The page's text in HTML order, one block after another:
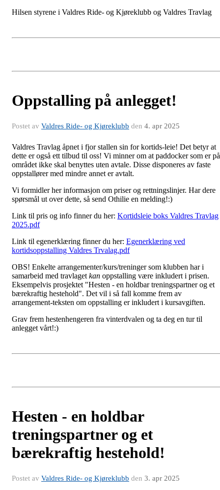
Hilsen styrene i Valdres Ride- og Kjøreklubb og Valdres Travlag
Oppstalling på anlegget!
Postet av Valdres Ride- og Kjøreklubb den 4. apr 2025
Valdres Travlag åpnet i fjor stallen sin for kortids-leie! Det betyr at
dette er også ett tilbud til oss! Vi minner om at paddocker som er på
området ikke skal benyttes uten avtale. Disse disponeres av faste
oppstallører med mindre annet er avtalt.
Vi formidler her informasjon om priser og rettningslinjer. Har dere
spørsmål ut over dette, så send Othilie en melding!:)
Link til pris og info finner du her: Kortidsleie boks Valdres Travlag
2025.pdf
Link til egenerklæring finner du her: Egenerklæring ved
kortidsoppstalling Valdres Trvalag.pdf
OBS! Enkelte arrangementer/kurs/treninger som klubben har i
samarbeid med travlaget kan oppstalling være inkludert i prisen.
Eksempelvis prosjektet "Hesten - en holdbar treningspartner og et
bærekraftig hestehold". Det vil i så fall komme frem av
arrangement-teksten om oppstalling er inkludert i kursavgiften.
Grav frem hestenhengeren fra vinterdvalen og ta deg en tur til
anlegget vårt!:)
Hesten - en holdbar
treningspartner og et
bærekraftig hestehold!
Postet av Valdres Ride- og Kjøreklubb den 3. apr 2025